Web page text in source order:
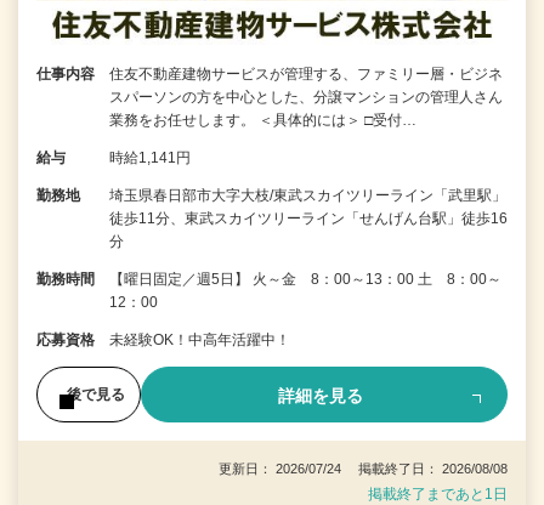
仕事内容
住友不動産建物サービスが管理する、ファミリー層・ビジネ
スパーソンの方を中心とした、分譲マンションの管理人さん
業務をお任せします。 ＜具体的には＞ □受付…
給与 時給1,141円
勤務地
埼玉県春日部市大字大枝/東武スカイツリーライン「武里駅」
徒歩11分、東武スカイツリーライン「せんげん台駅」徒歩16
分
勤務時間
【曜日固定／週5日】 火～金 8：00～13：00 土 8：00～
12：00
応募資格 未経験OK！中高年活躍中！
後で見る 詳細を見る
更新日： 2026/07/24 掲載終了日： 2026/08/08
掲載終了まであと1日